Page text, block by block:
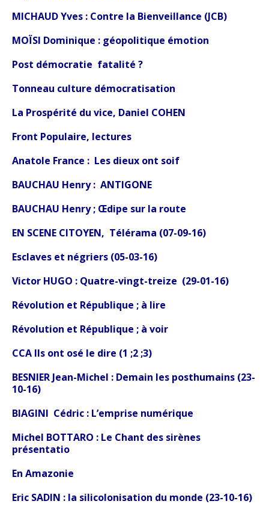
MICHAUD Yves : Contre la Bienveillance (JCB)
MOÏSI Dominique : géopolitique émotion
Post démocratie fatalité ?
Tonneau culture démocratisation
La Prospérité du vice, Daniel COHEN
Front Populaire, lectures
Anatole France : Les dieux ont soif
BAUCHAU Henry : ANTIGONE
BAUCHAU Henry ; Œdipe sur la route
EN SCENE CITOYEN, Télérama (07-09-16)
Esclaves et négriers (05-03-16)
Victor HUGO : Quatre-vingt-treize (29-01-16)
Révolution et République ; à lire
Révolution et République ; à voir
CCA Ils ont osé le dire (1 ;2 ;3)
BESNIER Jean-Michel : Demain les posthumains (23-
10-16)
BIAGINI Cédric : L’emprise numérique
Michel BOTTARO : Le Chant des sirènes
présentatio
En Amazonie
Eric SADIN : la silicolonisation du monde (23-10-16)